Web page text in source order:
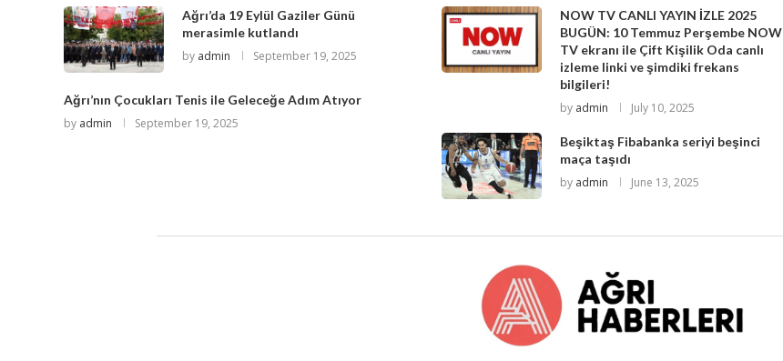
Ağrı’da 19 Eylül Gaziler Günü
merasimle kutlandı
by admin September 19, 2025
Ağrı’nın Çocukları Tenis ile Geleceğe Adım Atıyor
by admin September 19, 2025
NOW TV CANLI YAYIN İZLE 2025
BUGÜN: 10 Temmuz Perşembe NOW
TV ekranı ile Çift Kişilik Oda canlı
izleme linki ve şimdiki frekans
bilgileri!
by admin July 10, 2025
Beşiktaş Fibabanka seriyi beşinci
maça taşıdı
by admin June 13, 2025